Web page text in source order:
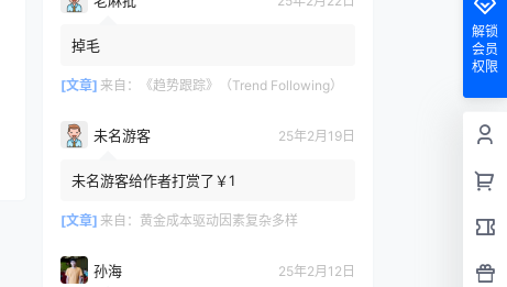
掉毛
[文章] 来自： 《趋势跟踪》（Trend Following）
未名游客 25年2月19日
未名游客给作者打赏了￥1
[文章] 来自： 黄金成本驱动因素复杂多样
孙海 25年2月12日
解锁
会员
权限